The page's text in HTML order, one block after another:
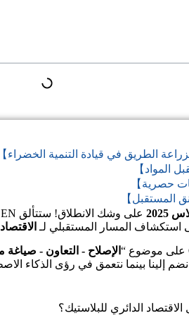
على وشك الانطلاق! ستتألق DODGEN مرة أخرى في
استكشاف المسار المستقبلي لـ
الإصلاح - التعاون -
إلينا بينما نتعمق في رؤى الذكاء
الدائري للبلاستيك؟